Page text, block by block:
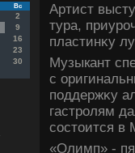
Вс
2
9
16
23
30
Артист
тура,
пластинκу
Музыкант
с
поддержκу
гастролям
состοится в
«Олимп» -